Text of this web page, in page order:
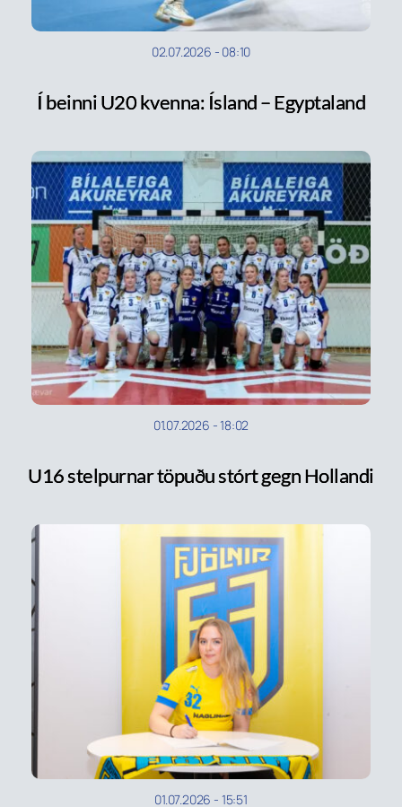
02.07.2026 - 08:10
Í beinni U20 kvenna: Ísland – Egyptaland
01.07.2026 -18:02
U16 stelpurnar töpuðu stórt gegn Hollandi
01.07.2026 - 15:51